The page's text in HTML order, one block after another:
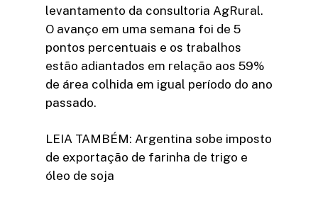
levantamento da consultoria AgRural.
O avanço em uma semana foi de 5
pontos percentuais e os trabalhos
estão adiantados em relação aos 59%
de área colhida em igual período do ano
passado.
LEIA TAMBÉM: Argentina sobe imposto
de exportação de farinha de trigo e
óleo de soja